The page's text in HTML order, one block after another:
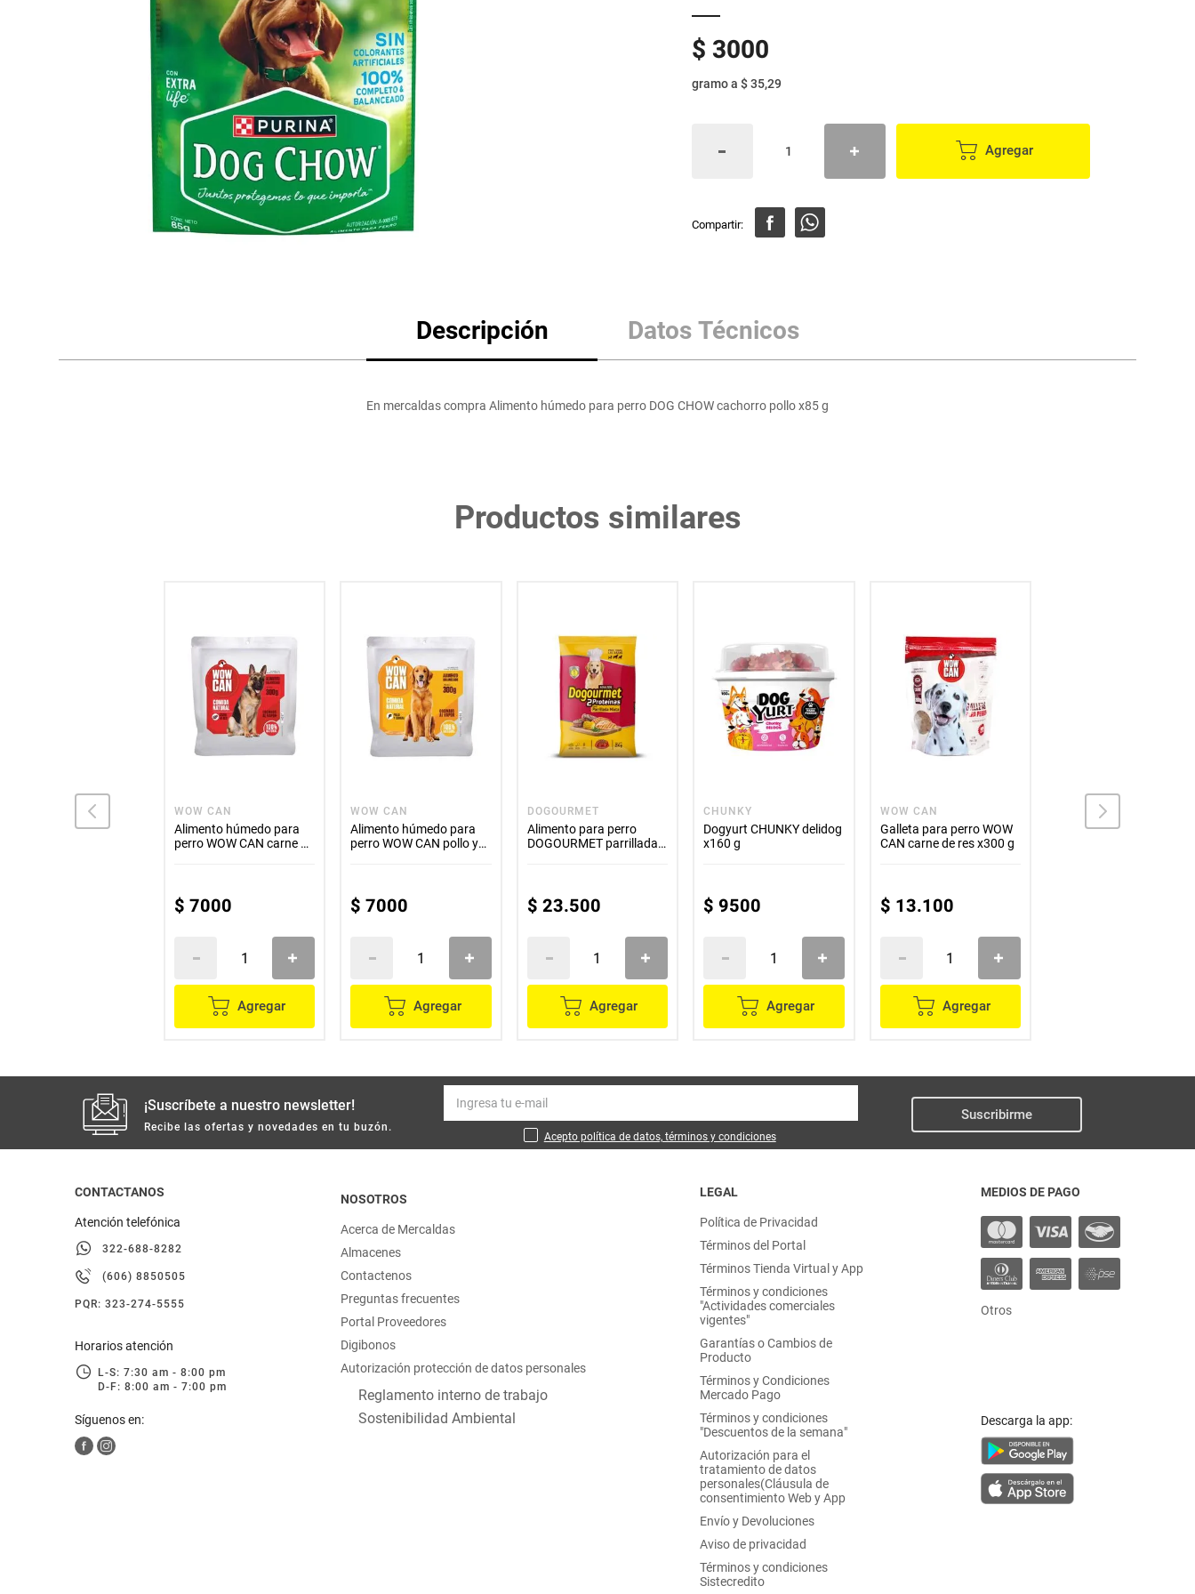
lácteos y refrigerados
vinos y licores
cuidado del bebé
otros
$ 3000
gramoa $ 35,29
Agregar
Descripción Datos Técnicos
En mercaldas compra Alimento húmedo para perro DOG CHOW cachorro pollo x85 g
Productos similares
para perro
WOW CAN
Alimento húmedo para
perro WOW CAN carne de
$ 7000
Agregar
WOW CAN
Alimento húmedo para
perro WOW CAN pollo y
$ 7000
Agregar
DOGOURMET
Alimento para perro
DOGOURMET parrillada
$ 23.500
Agregar
CHUNKY
Dogyurt CHUNKY delidog
x160 g
$ 9500
Agregar
WOW CAN
Galleta para perro WOW
CAN carne de res x300 g
$ 13.100
Agregar
Hueso PEGAT H3 precio
¡Suscríbete a nuestro newsletter!
Recibe las ofertas y novedades en tu buzón.
Acepto política de datos, términos y condiciones
Suscribirme
CONTACTANOS
Atención telefónica
322-688-8282
(606) 8850505
PQR: 323-274-5555
Horarios atención
L-S: 7:30 am - 8:00 pm
D-F: 8:00 am - 7:00 pm
Síguenos en:
NOSOTROS
Acerca de Mercaldas
Almacenes
Contactenos
Preguntas frecuentes
Portal Proveedores
Digibonos
Autorización protección de datos personales
Reglamento interno de trabajo
Sostenibilidad Ambiental
LEGAL
Política de Privacidad
Términos del Portal
Términos Tienda Virtual y App
Términos y condiciones
"Actividades comerciales
vigentes"
Garantías o Cambios de
Producto
Términos y Condiciones
Mercado Pago
Términos y condiciones
"Descuentos de la semana"
Autorización para el
tratamiento de datos
personales(Cláusula de
consentimiento Web y App
Envío y Devoluciones
Aviso de privacidad
Términos y condiciones
Sistecredito
MEDIOS DE PAGO
Otros
Descarga la app:
Mantequilla